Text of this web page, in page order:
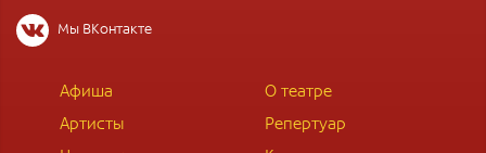
Мы ВКонтакте
Афиша
О театре
Артисты
Репертуар